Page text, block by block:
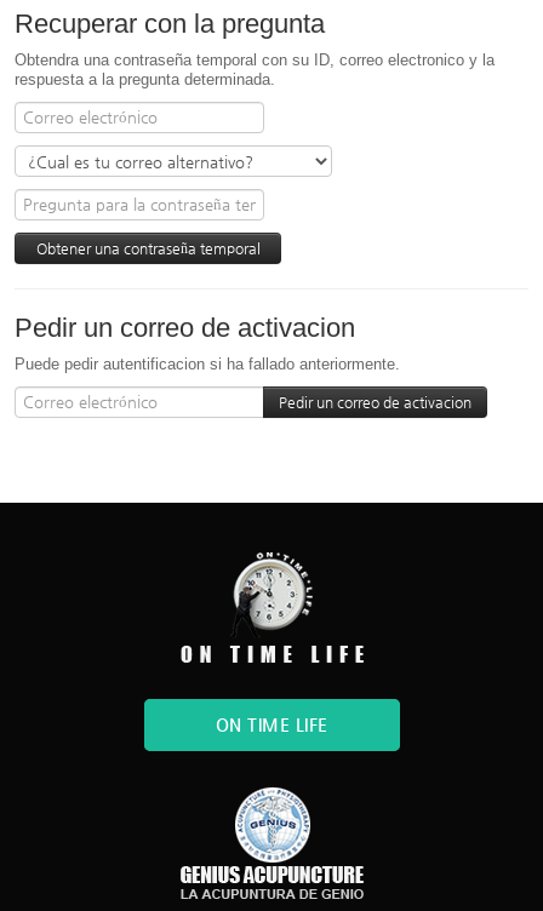
Recuperar con la pregunta
Obtendra una contraseña temporal con su ID, correo electronico y la
respuesta a la pregunta determinada.
Pedir un correo de activacion
Puede pedir autentificacion si ha fallado anteriormente.
ON TIME LIFE